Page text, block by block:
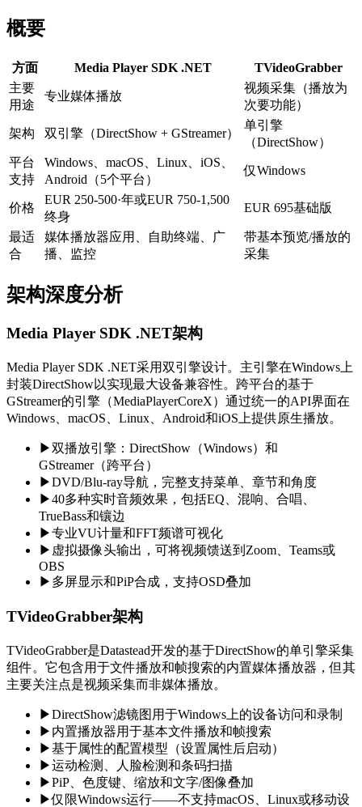
概要
方面 Media Player SDK .NET
TVideoGrabber
主要
用途
专业媒体播放
视频采集（播放为
次要功能）
架构 双引擎（DirectShow + GStreamer）
单引擎
（DirectShow）
平台
支持
Windows、macOS、Linux、iOS、
Android（5个平台）
仅Windows
价格
EUR 250-500·年或EUR 750-1,500
终身
EUR 695基础版
最适
合
媒体播放器应用、自助终端、广
播、监控
带基本预览/播放的
采集
架构深度分析
Media Player SDK .NET架构
Media Player SDK .NET采用双引擎设计。主引擎在Windows上
封装DirectShow以实现最大设备兼容性。跨平台的基于
GStreamer的引擎（MediaPlayerCoreX）通过统一的API界面在
Windows、macOS、Linux、Android和iOS上提供原生播放。
▶双播放引擎：DirectShow（Windows）和
GStreamer（跨平台）
▶DVD/Blu-ray导航，完整支持菜单、章节和角度
▶40多种实时音频效果，包括EQ、混响、合唱、
TrueBass和镶边
▶专业VU计量和FFT频谱可视化
▶ 虚拟摄像头输出，可将视频馈送到Zoom、Teams或
OBS
▶ 多屏显示和PiP合成，支持OSD叠加
TVideoGrabber架构
TVideoGrabber是Datastead开发的基于DirectShow的单引擎采集
组件。它包含用于文件播放和帧搜索的内置媒体播放器，但其
主要关注点是视频采集而非媒体播放。
▶DirectShow滤镜图用于Windows上的设备访问和录制
▶ 内置播放器用于基本文件播放和帧搜索
▶基于属性的配置模型（设置属性后启动）
▶运动检测、人脸检测和条码扫描
▶PiP、色度键、缩放和文字/图像叠加
▶仅限Windows运行——不支持macOS、Linux或移动设